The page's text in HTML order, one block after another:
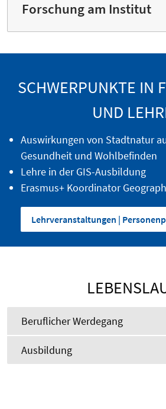
Forschung am Institut
SCHWERPUNKTE IN
UND
Auswirkungen von Stadtnatur
Gesundheit und Wohlbefinden
Lehre in der GIS-Ausbildung
Erasmus+ Koordinator
Lehrveranstaltungen |
Beruflicher Werdegang
Ausbildung